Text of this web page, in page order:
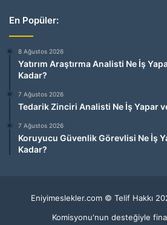
En Popüler:
8 Ağustos 2026
Yatırım Araştırma Analisti Ne İş
Kadar?
7 Ağustos 2026
Tedarik Zinciri Analisti Ne İş Yapar
7 Ağustos 2026
Koruyucu Güvenlik Görevlisi Ne İş
Kadar?
Eniyimeslekler.com © Telif Hakkı
Komisyonu'nun desteğiyle